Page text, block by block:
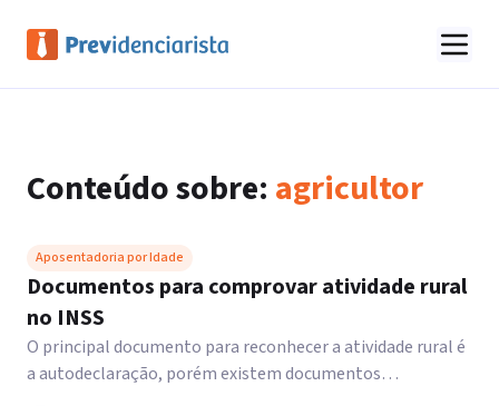
Conteúdo sobre: agricultor
Aposentadoria por Idade
Documentos para comprovar atividade rural
no INSS
O principal documento para reconhecer a atividade rural é
a autodeclaração, porém existem documentos